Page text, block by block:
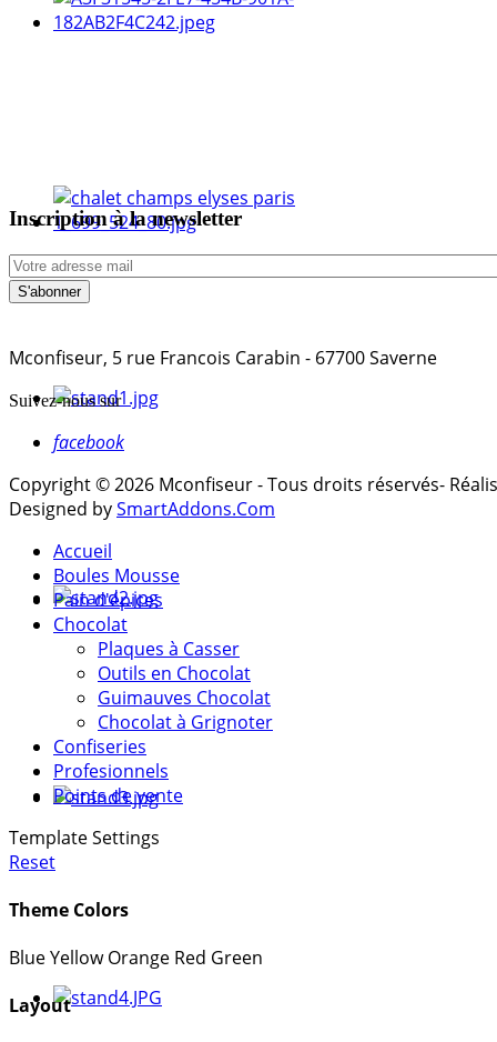
Inscription à la newsletter
Mconfiseur, 5 rue Francois Carabin - 67700 Saverne
Suivez-nous sur
facebook
Copyright © 2026 Mconfiseur - Tous droits réservés-
Designed bySmartAddons.Com
Accueil
Boules Mousse
Pain d'épices
Chocolat
Plaques à Casser
Outils en Chocolat
Guimauves Chocolat
Chocolat à Grignoter
Confiseries
Profesionnels
Points de vente
Template Settings
Reset
Theme Colors
BlueYellow Orange Red Green
Layout